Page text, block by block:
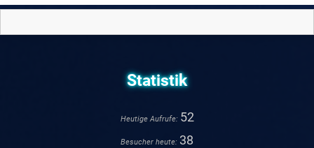
Statistik
Heutige Aufrufe: 52
Besucher heute: 38